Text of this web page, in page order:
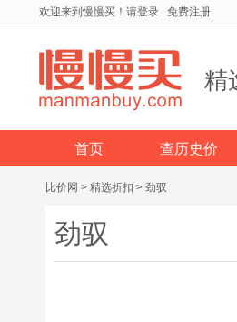
欢迎来到慢慢买！ 请登录 免费注册
精
首页 查历史价
比价网 > 精选折扣 > 劲驭
劲驭